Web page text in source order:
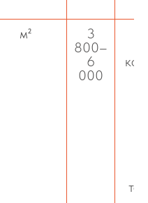
м²
3
800–
6
000